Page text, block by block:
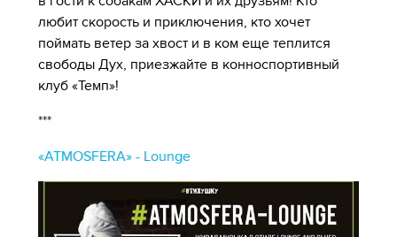
любит скорость и приключения, кто хочет
поймать ветер за хвост и в ком еще теплится
свободы Дух, приезжайте в конноспортивный
клуб «Темп»!
***
«ATMOSFERA» - Lounge